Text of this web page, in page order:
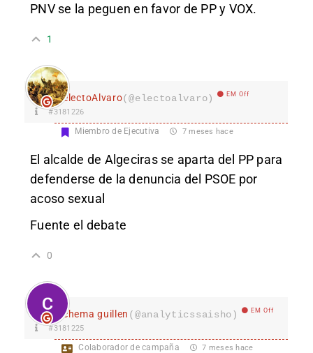
PNV se la peguen en favor de PP y VOX.
1
electoAlvaro(@electoalvaro) EM Off
#3181226
Miembro de Ejecutiva 7 meses hace
El alcalde de Algeciras se aparta del PP para
defenderse de la denuncia del PSOE por
acoso sexual
Fuente el debate
0
chema guillen (@analyticssaisho) EM Off
#3181225
Colaborador de campaña 7 meses hace